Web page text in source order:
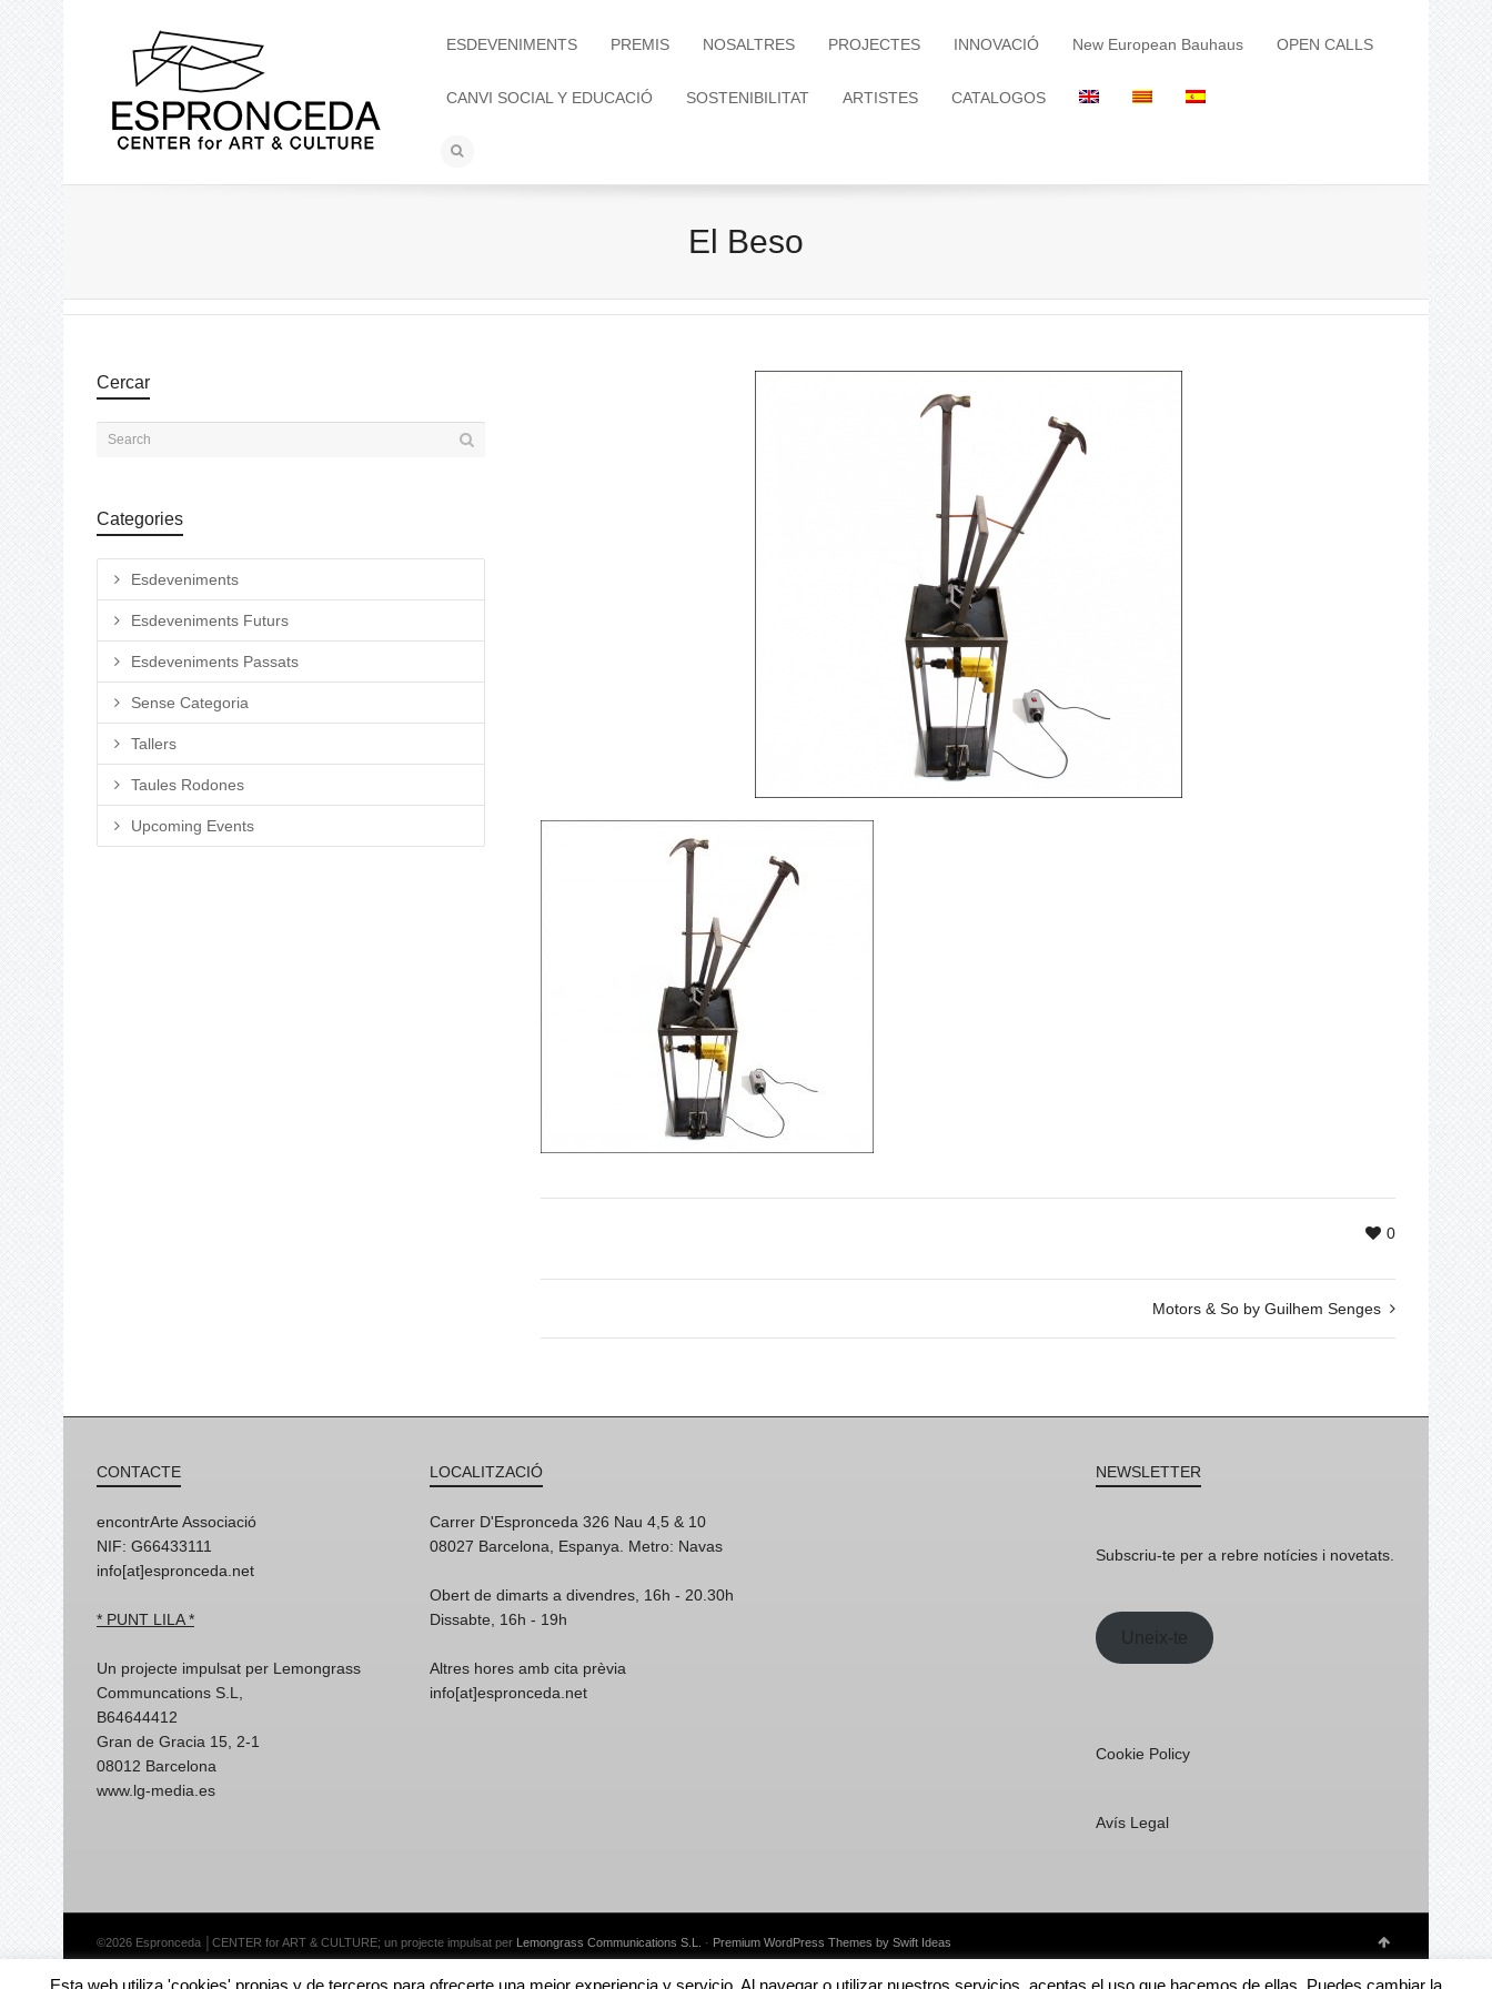
ESDEVENIMENTS PREMIS NOSALTRES PROJECTES INNOVACIÓ New European Bauhaus OPEN CALLS
CANVI SOCIAL Y EDUCACIÓ SOSTENIBILITAT ARTISTES CATALOGOS
El Beso
0
Motors & So by Guilhem Senges
Cercar
Categories
Esdeveniments
Esdeveniments Futurs
Esdeveniments Passats
Sense Categoria
Tallers
Taules Rodones
Upcoming Events
CONTACTE
encontrArte Associació
NIF: G66433111
info[at]espronceda.net
* PUNT LILA *
Un projecte impulsat per Lemongrass
Communcations S.L,
B64644412
Gran de Gracia 15, 2-1
08012 Barcelona
www.lg-media.es
LOCALITZACIÓ
Carrer D'Espronceda 326 Nau 4,5 & 10
08027 Barcelona, Espanya. Metro: Navas
Obert de dimarts a divendres, 16h - 20.30h
Dissabte, 16h - 19h
Altres hores amb cita prèvia
info[at]espronceda.net
NEWSLETTER
Subscriu-te per a rebre notícies i novetats.
Uneix-te
Cookie Policy
Avís Legal
©2026 Espronceda │CENTER for ART & CULTURE; un projecte impulsat per Lemongrass Communications S.L. · Premium WordPress Themes by Swift Ideas
Esta web utiliza 'cookies' propias y de terceros para ofrecerte una mejor experiencia y servicio. Al navegar o utilizar nuestros servicios, aceptas el uso que hacemos de ellas. Puedes cambiar la